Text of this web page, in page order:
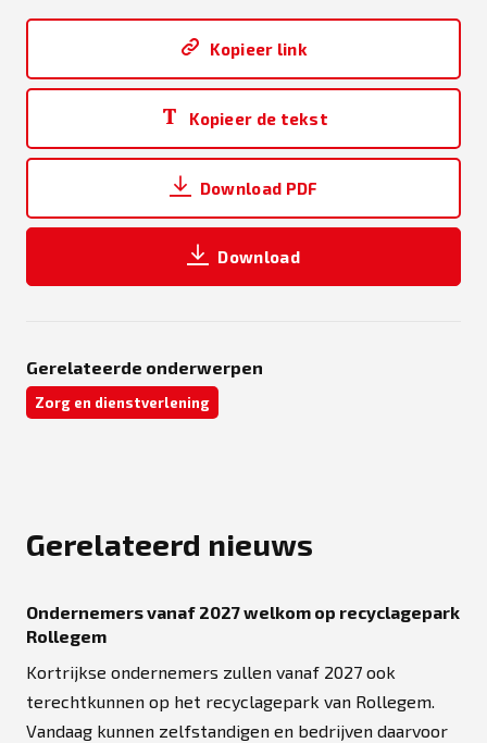
Kopieer link
Kopieer de tekst
Download PDF
Download
Gerelateerde onderwerpen
Zorg en dienstverlening
Gerelateerd nieuws
Ondernemers vanaf 2027 welkom op recyclagepark
Rollegem
Kortrijkse ondernemers zullen vanaf 2027 ook
terechtkunnen op het recyclagepark van Rollegem.
Vandaag kunnen zelfstandigen en bedrijven daarvoor